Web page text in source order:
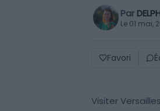
Par
Le 01 mai,
Favori
Visiter